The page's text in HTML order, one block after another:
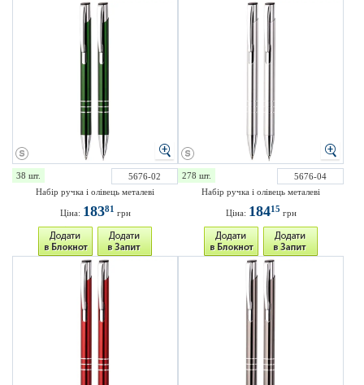
38 шт.
5676-02
Набір ручка і олівець металеві
Ціна: 18381 грн
278 шт.
5676-04
Набір ручка і олівець металеві
Ціна: 18415 грн